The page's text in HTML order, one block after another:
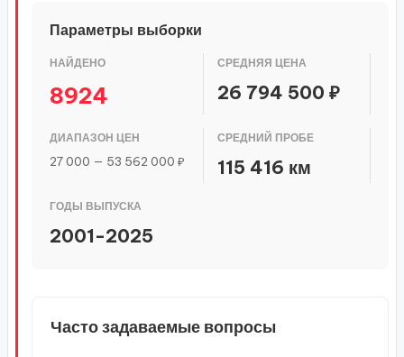
Параметры выборки
НАЙДЕНО
8924
СРЕДНЯЯ ЦЕНА
26 794 500 ₽
ДИАПАЗОН ЦЕН
27 000 — 53 562 000 ₽
СРЕДНИЙ ПРОБЕ
115 416 км
ГОДЫ ВЫПУСКА
2001-2025
Часто задаваемые вопросы